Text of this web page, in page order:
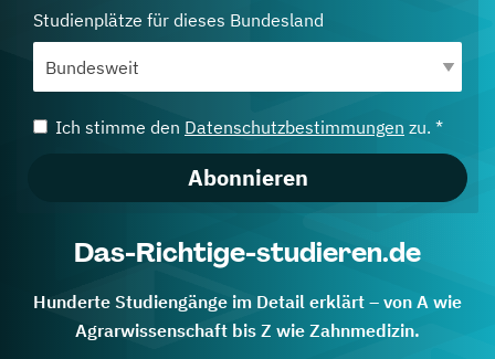
Studienplätze für dieses Bundesland
Ich stimme den Datenschutzbestimmungen zu. *
Abonnieren
Das-Richtige-studieren.de
Hunderte Studiengänge im Detail erklärt – von A wie
Agrarwissenschaft bis Z wie Zahnmedizin.